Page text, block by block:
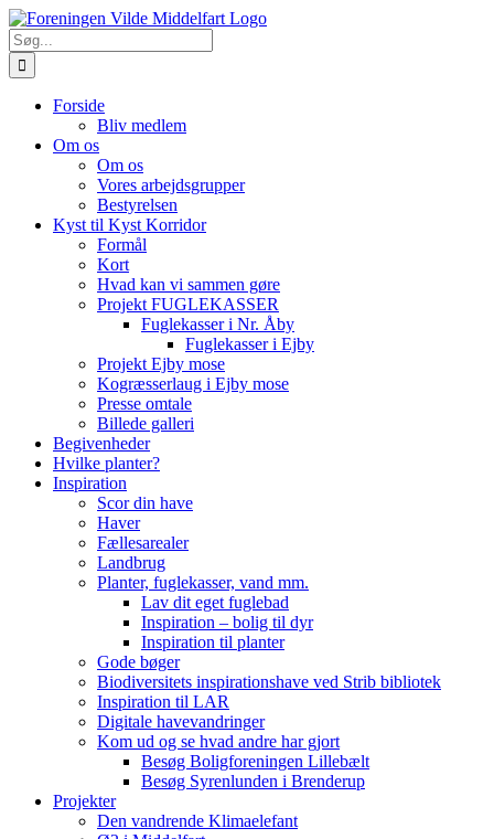
Skip
to
content
Søg
efter:
Forside
Bliv medlem
Om os
Om os
Vores arbejdsgrupper
Bestyrelsen
Kyst til Kyst Korridor
Formål
Kort
Hvad kan vi sammen gøre
Projekt FUGLEKASSER
Fuglekasser i Nr. Åby
Fuglekasser i Ejby
Projekt Ejby mose
Kogræsserlaug i Ejby mose
Presse omtale
Billede galleri
Begivenheder
Hvilke planter?
Inspiration
Scor din have
Haver
Fællesarealer
Landbrug
Planter, fuglekasser, vand mm.
Lav dit eget fuglebad
Inspiration – bolig til dyr
Inspiration til planter
Gode bøger
Biodiversitets inspirationshave ved Strib bibliotek
Inspiration til LAR
Digitale havevandringer
Kom ud og se hvad andre har gjort
Besøg Boligforeningen Lillebælt
Besøg Syrenlunden i Brenderup
Projekter
Den vandrende Klimaelefant